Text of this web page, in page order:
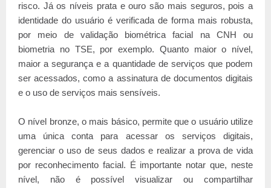
risco. Já os níveis prata e ouro são mais seguros, pois a
identidade do usuário é verificada de forma mais robusta,
por meio de validação biométrica facial na CNH ou
biometria no TSE, por exemplo. Quanto maior o nível,
maior a segurança e a quantidade de serviços que podem
ser acessados, como a assinatura de documentos digitais
e o uso de serviços mais sensíveis.
O nível bronze, o mais básico, permite que o usuário utilize
uma única conta para acessar os serviços digitais,
gerenciar o uso de seus dados e realizar a prova de vida
por reconhecimento facial. É importante notar que, neste
nível, não é possível visualizar ou compartilhar